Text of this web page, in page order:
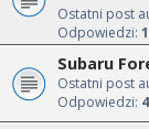
Ostatni post
Odpowiedzi: 1
Subaru
Ostatni post
Odpowiedzi: